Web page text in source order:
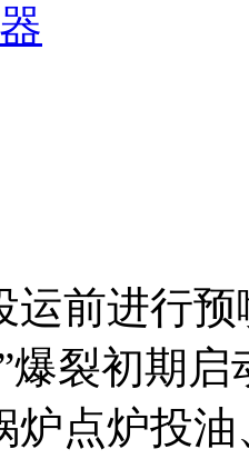
运前进行
爆裂初期
炉点炉投